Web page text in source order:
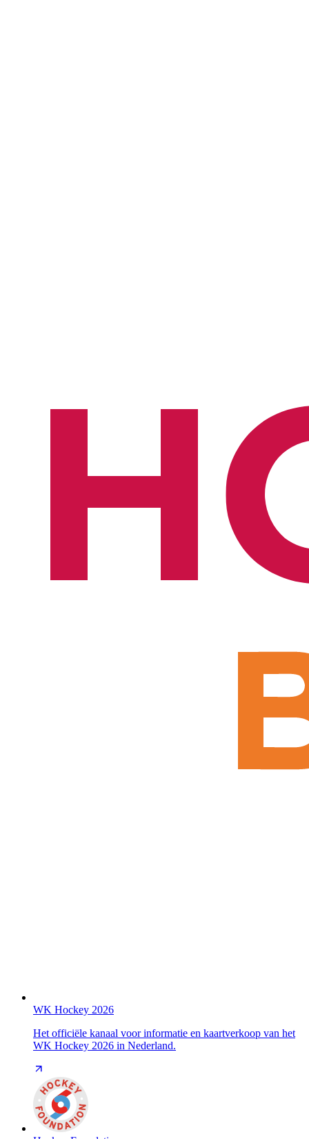
WK Hockey 2026
Het officiële kanaal voor informatie en kaartverkoop van het
WK Hockey 2026 in Nederland.